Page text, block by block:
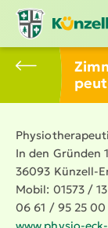
In den Gründen
36093 Künzell-
Mobil: 01573 /
06 61 / 95 25 00